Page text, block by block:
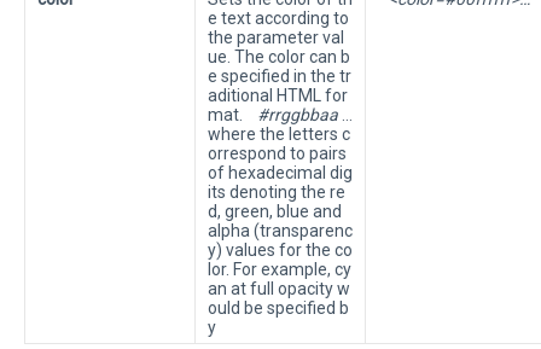
e text according to
the parameter val
ue. The color can b
e specified in the tr
aditional HTML for
mat.
#rrggbbaa
where the letters c
orrespond to pairs
of hexadecimal dig
its denoting the re
d, green, blue and
alpha (transparenc
y) values for the co
lor. For example, cy
an at full opacity w
ould be specified b
y